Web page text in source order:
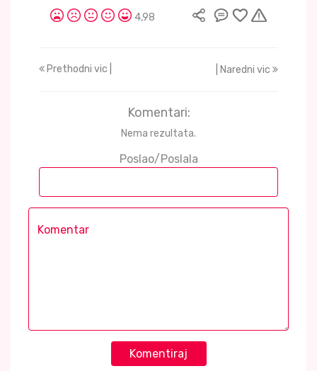
4,98
Prethodni vic | | Naredni vic
Komentari:
Nema rezultata.
Poslao/Poslala
Komentiraj